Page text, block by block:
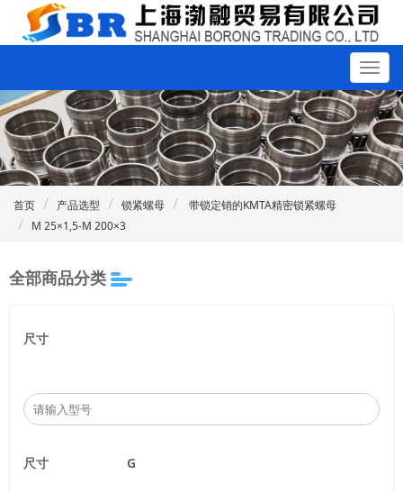
首页 产品选型 锁紧螺母
带锁定销的KMTA精密锁紧螺母
M 25×1,5-M 200×3
全部商品分类
尺寸
尺寸 G